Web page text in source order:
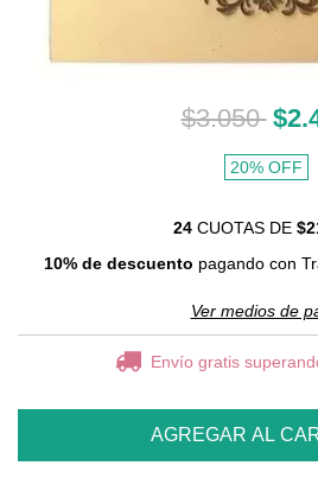
$3.050
20% OFF
24 CUOTAS DE
10% de descuento pagando con
Ver medios de
Envío gratis